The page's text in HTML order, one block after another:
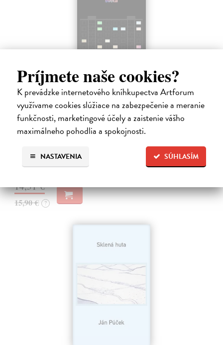
Príjmete naše cookies?
K prevádzke internetového kníhkupectva Artforum
využívame cookies slúžiace na zabezpečenie a meranie
funkčnosti, marketingové účely a zaistenie vášho
maximálneho pohodlia a spokojnosti.
SÚHLASÍM
NASTAVENIA
Záznam o vzniku zvláštneho sveta
Ábelová Mirka| Kniha
Po úspešných a vypredaných básnických zbierkach Striptíz, Na!,
Básničky pre domáce paničky, Večný pocit nedele a Dom, vydáva
slovenská poetka Mirka Ábelová novú básnickú zbierku. Záznam o
vzniku zvláštneho…
Na sklade ?
14,31 €
15,90 € ?